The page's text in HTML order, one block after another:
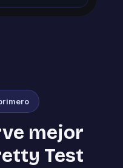
mejor
Test